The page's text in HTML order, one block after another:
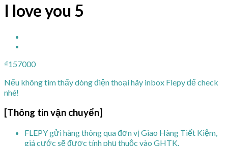
I love you 5
₫157000
Nếu không tìm thấy dòng điện thoại hãy inbox Flepy để check
nhé!
[Thông tin vận chuyển]
FLEPY gửi hàng thông qua đơn vị Giao Hàng Tiết Kiệm,
giá cước sẽ được tính phụ thuộc vào GHTK.